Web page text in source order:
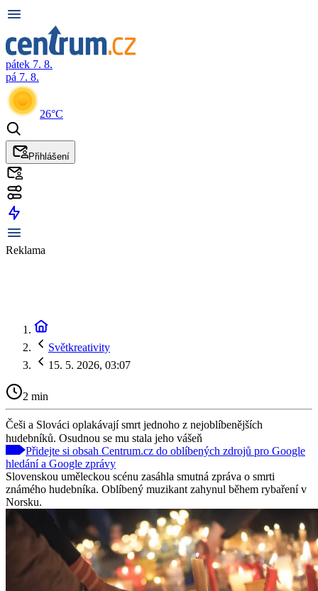
pátek 7. 8.
pá 7. 8.
26°C
Přihlášení
Reklama
Světkreativity
15. 5. 2026, 03:07
2 min
Češi a Slováci oplakávají smrt jednoho z nejoblíbenějších
hudebníků. Osudnou se mu stala jeho vášeň
Přidejte si obsah Centrum.cz do oblíbených zdrojů pro Google
hledání a Google zprávy
Slovenskou uměleckou scénu zasáhla smutná zpráva o smrti
známého hudebníka. Oblíbený muzikant zahynul během rybaření v
Norsku.